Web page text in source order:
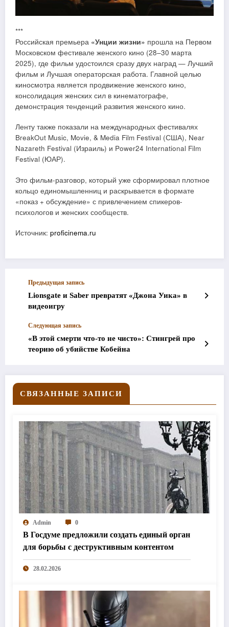
***
Российская премьера «Унции жизни» прошла на Первом
Московском фестивале женского кино (28–30 марта
2025), где фильм удостоился сразу двух наград — Лучший
фильм и Лучшая операторская работа. Главной целью
киносмотра является продвижение женского кино,
консолидация женских сил в кинематографе,
демонстрация тенденций развития женского кино.
Ленту также показали на международных фестивалях
BreakOut Music, Movie, & Media Film Festival (США), Near
Nazareth Festival (Израиль) и Power24 International Film
Festival (ЮАР).
Это фильм-разговор, который уже сформировал плотное
кольцо единомышленниц и раскрывается в формате
«показ + обсуждение» с привлечением спикеров-
психологов и женских сообществ.
Источник: proficinema.ru
Предыдущая запись
Lionsgate и Saber превратят «Джона Уика» в
видеоигру
Следующая запись
«В этой смерти что-то не чисто»: Стингрей про
теорию об убийстве Кобейна
СВЯЗАННЫЕ ЗАПИСИ
Admin 0
В Госдуме предложили создать единый орган
для борьбы с деструктивным контентом
28.02.2026